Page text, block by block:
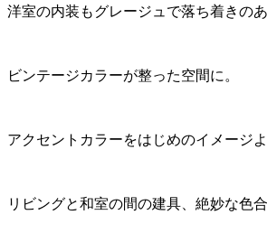
洋室の内装もグレージュで落ち着きのあ
ビンテージカラーが整った空間に。
アクセントカラーをはじめのイメージ
リビングと和室の間の建具、絶妙な色